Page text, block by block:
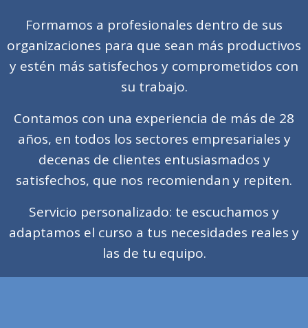
Formamos a profesionales dentro de sus
organizaciones para que sean más productivos
y estén más satisfechos y comprometidos con
su trabajo.
Contamos con una experiencia de más de 28
años, en todos los sectores empresariales y
decenas de clientes entusiasmados y
satisfechos, que nos recomiendan y repiten.
Servicio personalizado: te escuchamos y
adaptamos el curso a tus necesidades reales y
las de tu equipo.